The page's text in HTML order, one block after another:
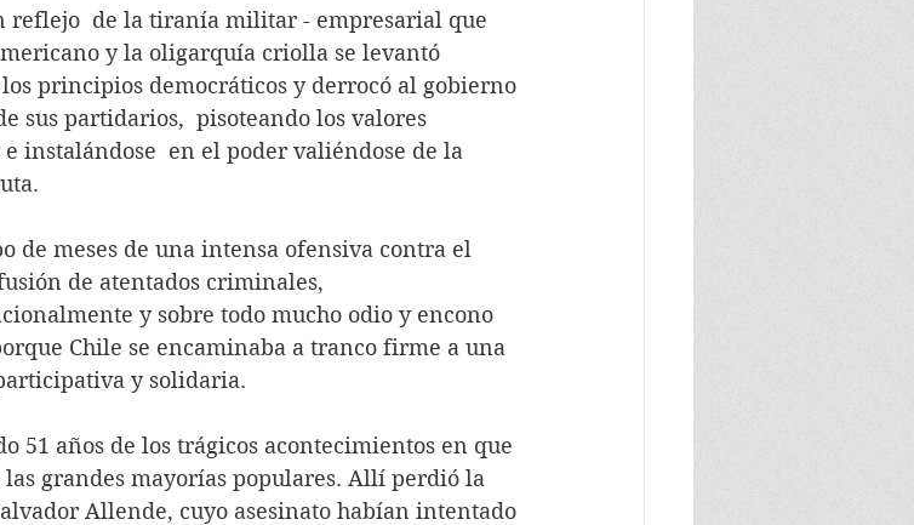
y la oligarquía criolla se levantó
principios democráticos y derrocó al gobierno
sus partidarios,  pisoteando los valores
instalándose  en el poder valiéndose de la
de atentados criminales,
y sobre todo mucho odio y encono
Chile se encaminaba a tranco firme a una
y solidaria.
grandes mayorías populares. Allí perdió la
Allende, cuyo asesinato habían intentado